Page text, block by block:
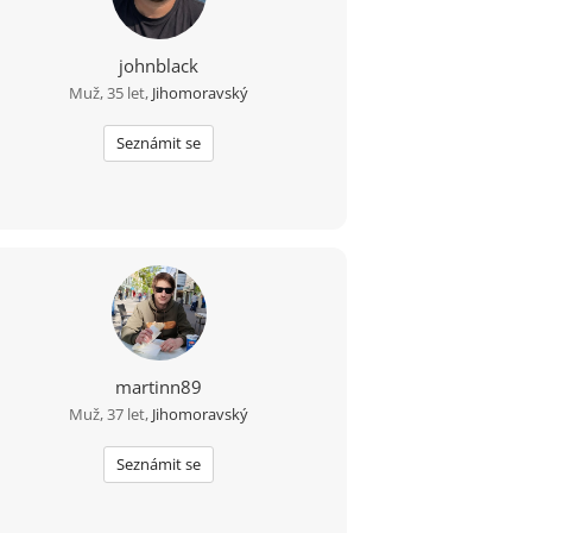
johnblack
Muž, 35 let, Jihomoravský
Seznámit se
martinn89
Muž, 37 let, Jihomoravský
Seznámit se